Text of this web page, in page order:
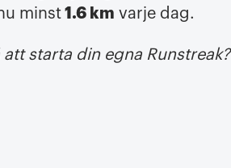
minst 1.6 km varje dag.
starta din egna Runstreak?